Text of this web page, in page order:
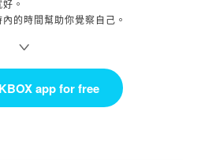
。
的時間幫助你覺察自己。
app for free